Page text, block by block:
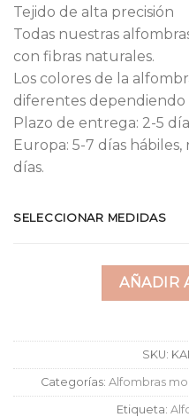
Tejido de alta precisión
Todas nuestras
con fibras naturales.
Los colores de la
diferentes dependiendo
Plazo de entrega: 2-5
Europa: 5-7 días
días.
SELECCIONAR MEDIDAS
AÑADIR
SKU:
Categorías: Alfombras
Etiqueta: